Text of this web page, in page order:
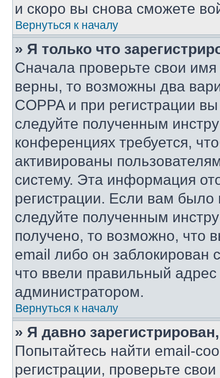
и скоро вы снова сможете
Вернуться к началу
» Я только что
Сначала проверьте свои
верны, то возможны два
COPPA и при регистрации
следуйте полученным
конференциях требуется,
активированы
систему. Эта информация
регистрации. Если вам
следуйте полученным
получено, то возможно, что
email либо он
что ввели правильный адрес
администратором.
Вернуться к началу
» Я давно
Попытайтесь найти email-
регистрации, проверьте